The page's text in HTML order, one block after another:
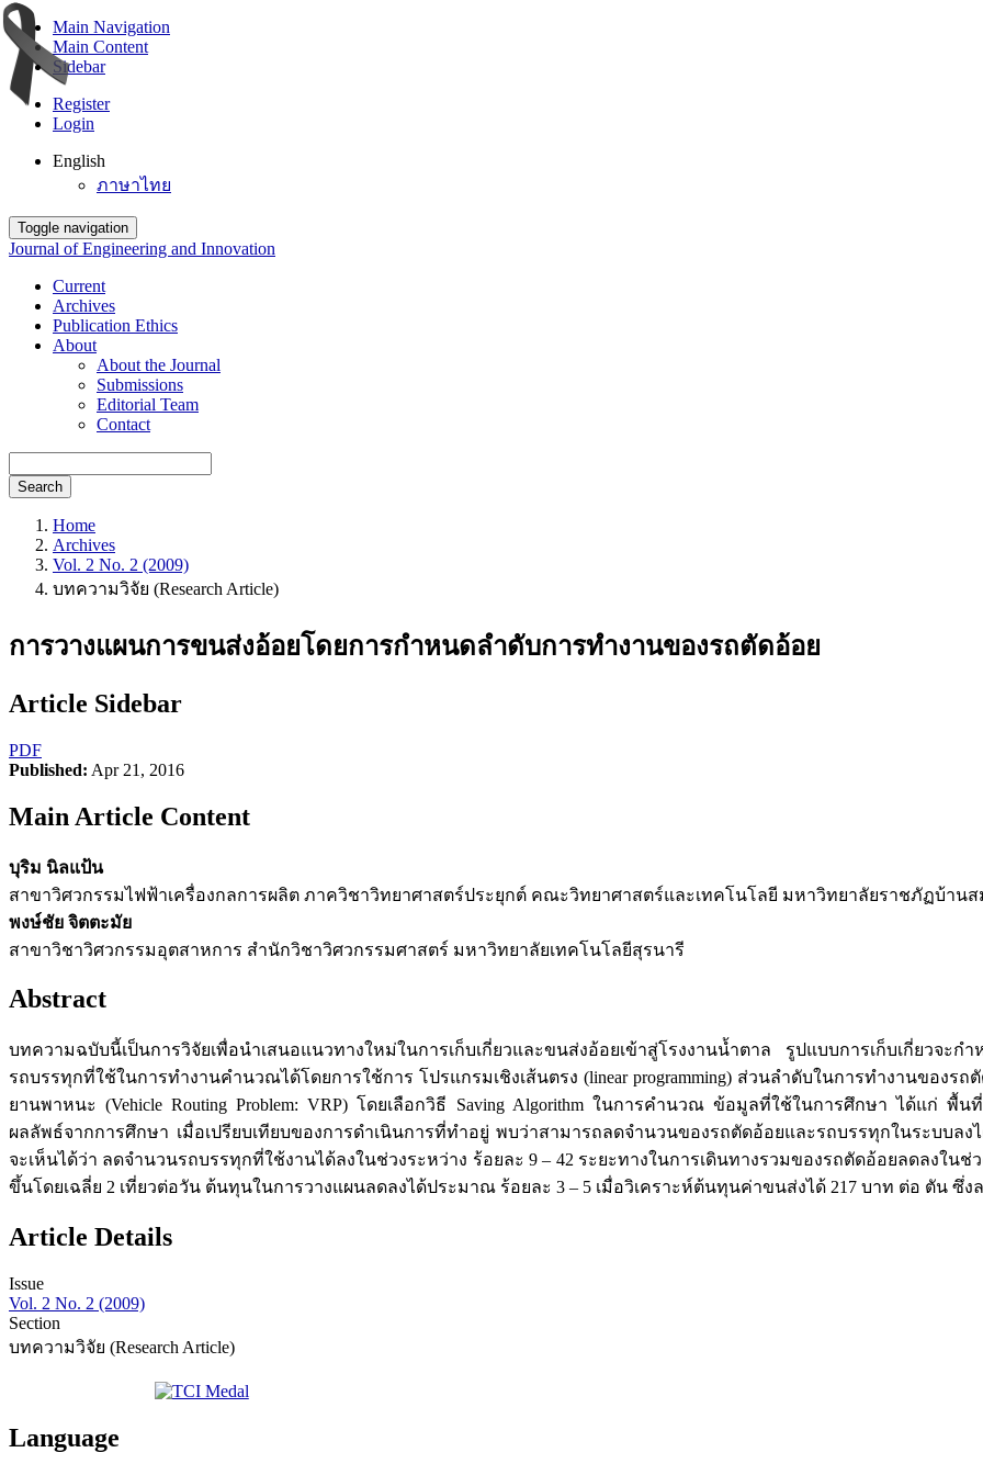
Main Navigation
Main Content
Sidebar
Register
Login
English
ภาษาไทย
Toggle navigation
Journal of Engineering and Innovation
Current
Archives
Publication Ethics
About
About the Journal
Submissions
Editorial Team
Contact
Search
Home
Archives
Vol. 2 No. 2 (2009)
บทความวิจัย (Research Article)
การวางแผนการขนส่งอ้อยโดยการกำหนดลำดับการทำงานของรถตัดอ้อย
Article Sidebar
PDF
Published: Apr 21, 2016
Main Article Content
บุริม นิลแป้น
สาขาวิศวกรรมไฟฟ้าเครื่องกลการผลิต ภาควิชาวิทยาศาสตร์ประยุกต์ คณะวิทยาศาสตร์และเทคโนโลยี มหาวิทยาลัยราชภัฏบ้านส
พงษ์ชัย จิตตะมัย
สาขาวิชาวิศวกรรมอุตสาหการ สำนักวิชาวิศวกรรมศาสตร์ มหาวิทยาลัยเทคโนโลยีสุรนารี
Abstract
บทความฉบับนี้เป็นการวิจัยเพื่อนำเสนอแนวทางใหม่ในการเก็บเกี่ยวและขนส่งอ้อยเข้าสู่โรงงานน้ำตาล รูปแบบการเก็บเกี่ยวจะ
รถบรรทุกที่ใช้ในการทำงานคำนวณได้โดยการใช้การ โปรแกรมเชิงเส้นตรง (linear programming) ส่วนลำดับในการทำงานของ
ยานพาหนะ (Vehicle Routing Problem: VRP) โดยเลือกวิธี Saving Algorithm ในการคำนวณ ข้อมูลที่ใช้ในการศึกษา ได้แก่ พื้
ผลลัพธ์จากการศึกษา เมื่อเปรียบเทียบของการดำเนินการที่ทำอยู่ พบว่าสามารถลดจำนวนของรถตัดอ้อยและรถบรรทุกในระบบ
จะเห็นได้ว่า ลดจำนวนรถบรรทุกที่ใช้งานได้ลงในช่วงระหว่าง ร้อยละ 9 – 42 ระยะทางในการเดินทางรวมของรถตัดอ้อยลดลงใน
ขึ้นโดยเฉลี่ย 2 เที่ยวต่อวัน ต้นทุนในการวางแผนลดลงได้ประมาณ ร้อยละ 3 – 5 เมื่อวิเคราะห์ต้นทุนค่าขนส่งได้ 217 บาท ต่อ ตัน ซึ่ง
Article Details
Issue
Vol. 2 No. 2 (2009)
Section
บทความวิจัย (Research Article)
Language